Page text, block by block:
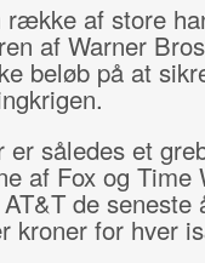
af store
af Warner
beløb på at
således et
af Fox og Time
de seneste
kroner for hver